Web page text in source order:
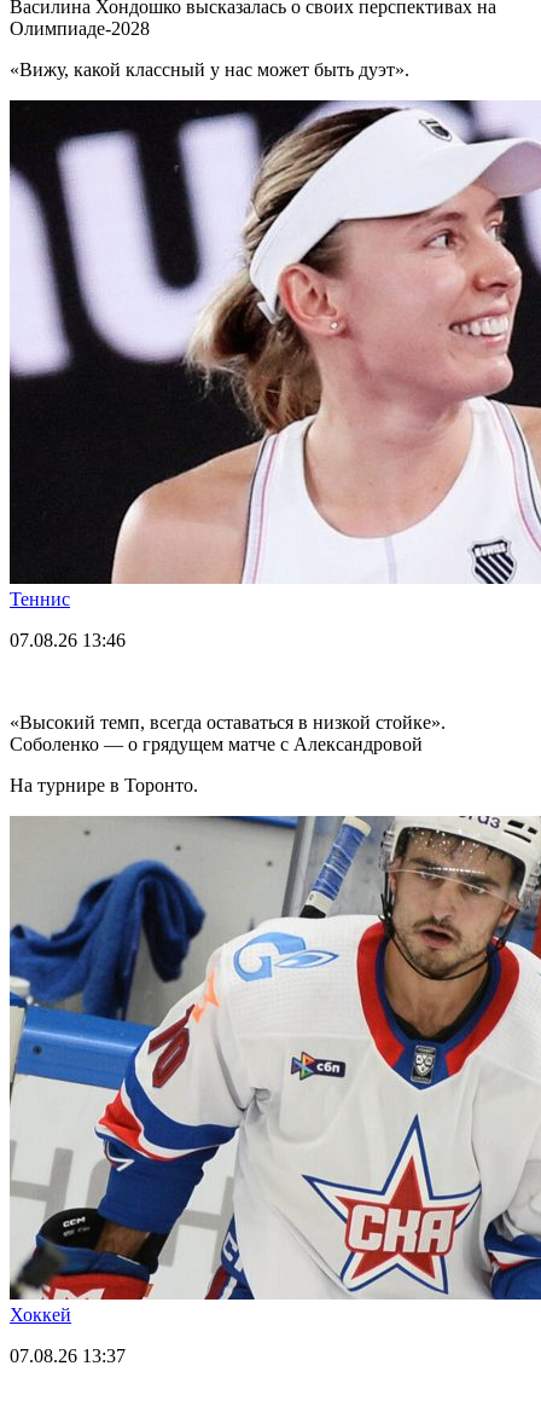
Василина Хондошко высказалась о своих перспективах на
Олимпиаде-2028
«Вижу, какой классный у нас может быть дуэт».
Теннис
07.08.26 13:46
«Высокий темп, всегда оставаться в низкой стойке».
Соболенко — о грядущем матче с Александровой
На турнире в Торонто.
Хоккей
07.08.26 13:37